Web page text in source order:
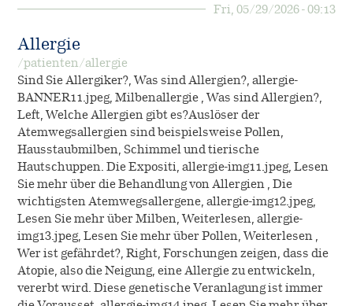
Fri, 05/29/2026 - 09:13
Allergie
/patienten/allergie
Sind Sie Allergiker?, Was sind Allergien?, allergie-
BANNER11.jpeg, Milbenallergie , Was sind Allergien?,
Left, Welche Allergien gibt es?Auslöser der
Atemwegsallergien sind beispielsweise Pollen,
Hausstaubmilben, Schimmel und tierische
Hautschuppen. Die Expositi, allergie-img11.jpeg, Lesen
Sie mehr über die Behandlung von Allergien , Die
wichtigsten Atemwegsallergene, allergie-img12.jpeg,
Lesen Sie mehr über Milben, Weiterlesen, allergie-
img13.jpeg, Lesen Sie mehr über Pollen, Weiterlesen ,
Wer ist gefährdet?, Right, Forschungen zeigen, dass die
Atopie, also die Neigung, eine Allergie zu entwickeln,
vererbt wird. Diese genetische Veranlagung ist immer